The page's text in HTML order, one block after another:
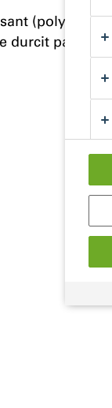
(polymère
durcit par